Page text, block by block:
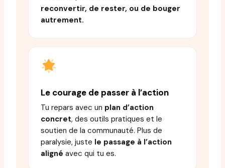
reconvertir, de rester, ou de bouger
autrement.
Le courage de passer à l’action
Tu repars avec un plan d’action
concret, des outils pratiques et le
soutien de la communauté. Plus de
paralysie, juste le passage à l’action
aligné avec qui tu es.